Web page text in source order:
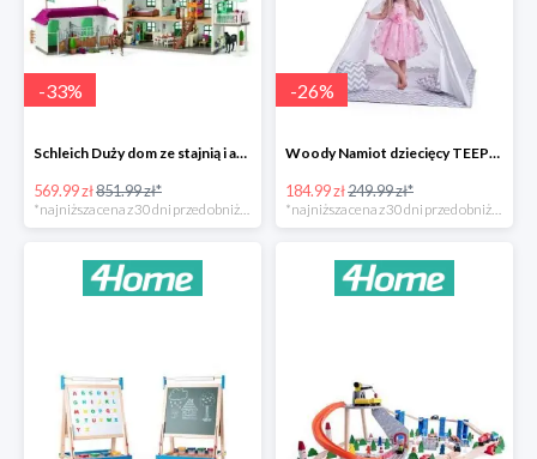
-33%
Schleich Duży dom ze stajnią i akcesoriami -33%
569.99 zł851.99 zł*
-26%
Woody Namiot dziecięcy TEEPEE -26%
184.99 zł249.99 zł*